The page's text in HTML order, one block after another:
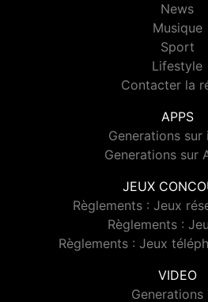
News
Musique
Sport
Lifestyle
Contacter la
APPS
Generations sur
Generations sur
JEUX
Règlements : Jeux
Règlements :
Règlements : Jeux
VIDEO
Generations